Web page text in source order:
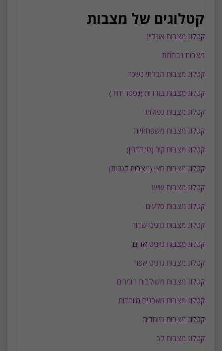
קטלוגים של מצבות
קטלוג מצבות אונליין
מצבות נבחרות
קטלוג מצבות הבלתי נשכח
קטלוג מצבות בודדות (נפטר יחיד)
קטלוג מצבות כפולות
קטלוג מצבות משפחתיות
קטלוג מצבות קיר (סנהדרין)
קטלוג מצבות חצי (מצבות קטנות)
קטלוג מצבות שיש
קטלוג מצבות סלעים
קטלוג מצבות גרניט שחור
קטלוג מצבות גרניט אדום
קטלוג מצבות גרניט אפור
קטלוג מצבות משולבות חומרים
קטלוג מצבות מאבנים מיוחדות
קטלוג מצבות מיוחדות
קטלוג מצבות לב